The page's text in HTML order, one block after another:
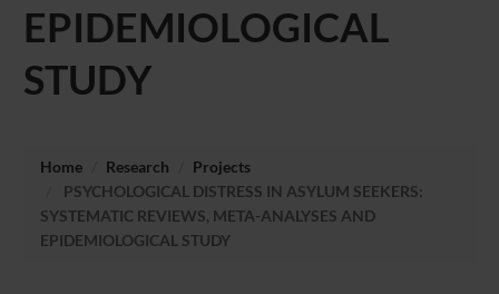
EPIDEMIOLOGICAL
STUDY
Home Research
Projects
PSYCHOLOGICAL DISTRESS IN ASYLUM SEEKERS:
SYSTEMATIC REVIEWS, META-ANALYSES AND
EPIDEMIOLOGICAL STUDY